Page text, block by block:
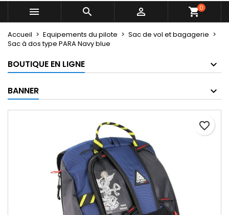
   shopping_cart0
Accueil Equipements du pilote
Sac de vol et bagagerie
Sac à dos type PARA Navy blue
BOUTIQUE EN LIGNE
BANNER
favorite_border